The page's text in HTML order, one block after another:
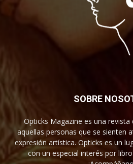
SOBRE
Opticks Magazine es una
aquellas personas que se sienten
expresión artística. Opticks es un
con un especial interés por